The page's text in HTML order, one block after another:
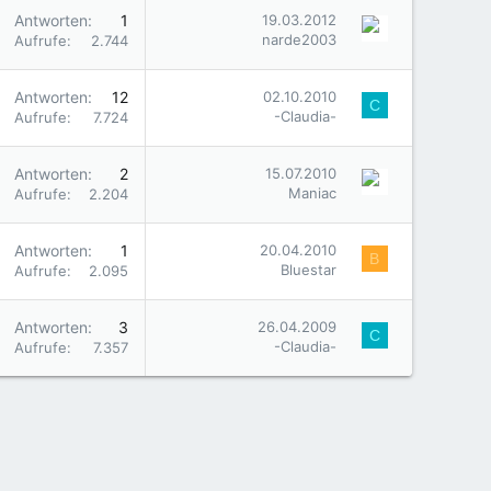
Antworten 1
Aufrufe 2.744
19.03.2012
narde2003
Antworten 12
Aufrufe 7.724
02.10.2010
-Claudia-
C
Antworten 2
Aufrufe 2.204
15.07.2010
Maniac
Antworten 1
Aufrufe 2.095
20.04.2010
Bluestar
B
Antworten 3
Aufrufe 7.357
26.04.2009
-Claudia-
C